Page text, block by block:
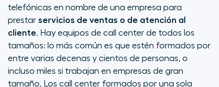
telefónicas en nombre de una empresa para
prestar servicios de ventas o de atención al
cliente. Hay equipos de call center de todos los
tamaños: lo más común es que estén formados por
entre varias decenas y cientos de personas, o
incluso miles si trabajan en empresas de gran
tamaño. Los call center formados por una sola